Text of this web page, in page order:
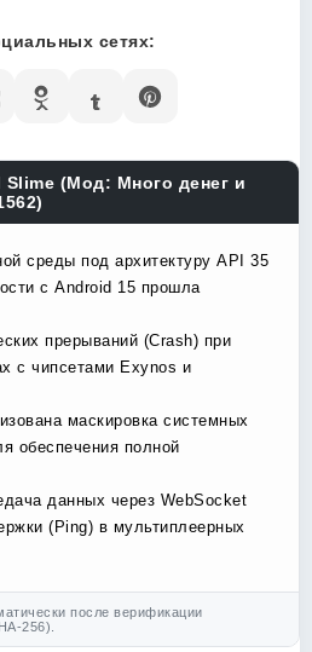
сетях:
(Мод: Много денег и
среды под архитектуру API 35
с Android 15 прошла
прерываний (Crash) при
с чипсетами Exynos и
маскировка системных
обеспечения полной
данных через WebSocket
(Ping) в мультиплеерных
после верификации
256).